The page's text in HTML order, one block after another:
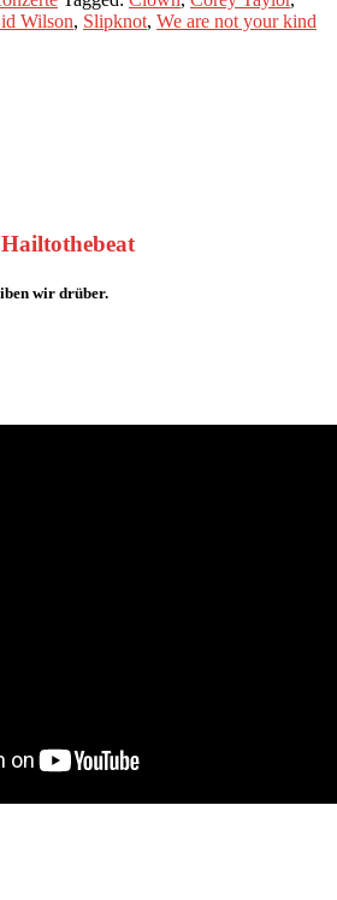
Wilson, Slipknot, We are not your kind
Hailtothebeat
wir drüber.